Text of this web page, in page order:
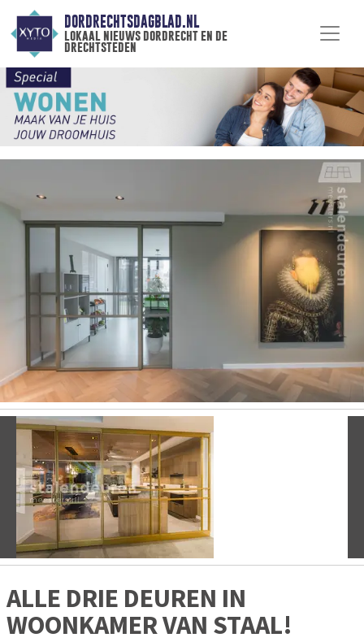
DORDRECHTSDAGBLAD.NL
lokaal nieuws dordrecht en de
drechtsteden
Vorige
ALLE DRIE DEUREN IN
WOONKAMER VAN STAAL!